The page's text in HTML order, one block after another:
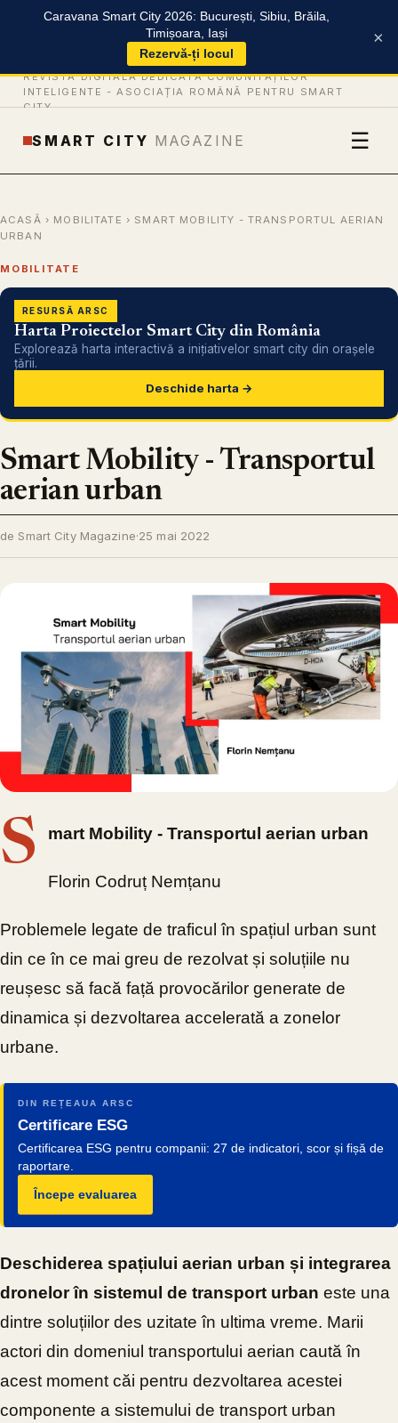
Caravana Smart City 2026: București, Sibiu, Brăila,
Timișoara, Iași
Rezervă-ți locul
×
REVISTĂ DIGITALĂ DEDICATĂ COMUNITĂȚILOR
INTELIGENTE - ASOCIAȚIA ROMÂNĂ PENTRU SMART
CITY
SMART CITY MAGAZINE ☰
ACASĂ › MOBILITATE › SMART MOBILITY - TRANSPORTUL AERIAN
URBAN
MOBILITATE
RESURSĂ ARSC
Harta Proiectelor Smart City din România
Explorează harta interactivă a inițiativelor smart city din orașele
țării.
Deschide harta →
Smart Mobility - Transportul
aerian urban
de Smart City Magazine·25 mai 2022
S mart Mobility - Transportul aerian urban
Florin Codruț Nemțanu
Problemele legate de traficul în spațiul urban sunt
din ce în ce mai greu de rezolvat și soluțiile nu
reușesc să facă față provocărilor generate de
dinamica și dezvoltarea accelerată a zonelor
urbane.
DIN REȚEAUA ARSC
Certificare ESG
Certificarea ESG pentru companii: 27 de indicatori, scor și fișă de
raportare.
Începe evaluarea
Deschiderea spațiului aerian urban și integrarea
dronelor în sistemul de transport urban este una
dintre soluțiilor des uzitate în ultima vreme. Marii
actori din domeniul transportului aerian caută în
acest moment căi pentru dezvoltarea acestei
componente a sistemului de transport urban